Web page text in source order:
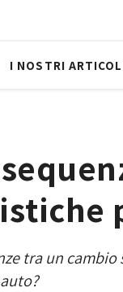
I NOSTRI
tra un